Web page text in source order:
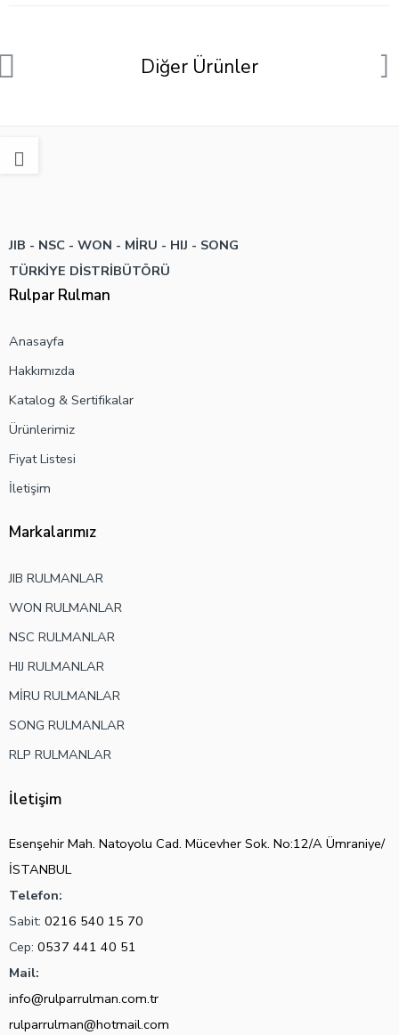
Diğer Ürünler
JIB - NSC - WON - MİRU - HIJ - SONG
TÜRKİYE DİSTRİBÜTÖRÜ
Rulpar Rulman
Anasayfa
Hakkımızda
Katalog & Sertifikalar
Ürünlerimiz
Fiyat Listesi
İletişim
Markalarımız
JIB RULMANLAR
WON RULMANLAR
NSC RULMANLAR
HIJ RULMANLAR
MİRU RULMANLAR
SONG RULMANLAR
RLP RULMANLAR
İletişim
Esenşehir Mah. Natoyolu Cad. Mücevher Sok. No:12/A Ümraniye/
İSTANBUL
Telefon:
Sabit: 0216 540 15 70
Cep: 0537 441 40 51
Mail:
info@rulparrulman.com.tr
rulparrulman@hotmail.com